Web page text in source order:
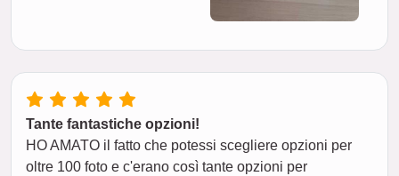
Tante fantastiche opzioni!
HO AMATO il fatto che potessi scegliere opzioni per
oltre 100 foto e c'erano così tante opzioni per